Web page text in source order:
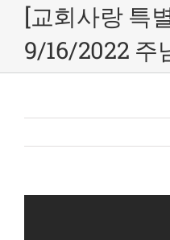
[교회사랑 특
9/16/2022 주